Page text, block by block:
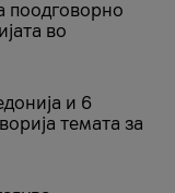
поодговорно
во
и 6
темата за